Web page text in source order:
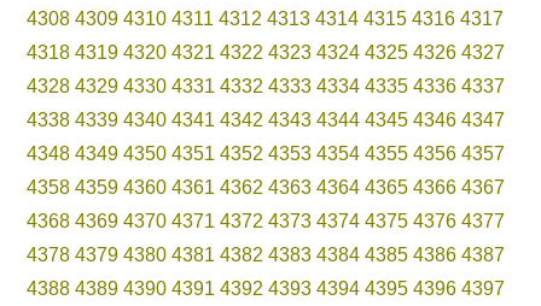
4308 4309 4310 4311 4312 4313 4314 4315 4316 4317
4318 4319 4320 4321 4322 4323 4324 4325 4326 4327
4328 4329 4330 4331 4332 4333 4334 4335 4336 4337
4338 4339 4340 4341 4342 4343 4344 4345 4346 4347
4348 4349 4350 4351 4352 4353 4354 4355 4356 4357
4358 4359 4360 4361 4362 4363 4364 4365 4366 4367
4368 4369 4370 4371 4372 4373 4374 4375 4376 4377
4378 4379 4380 4381 4382 4383 4384 4385 4386 4387
4388 4389 4390 4391 4392 4393 4394 4395 4396 4397